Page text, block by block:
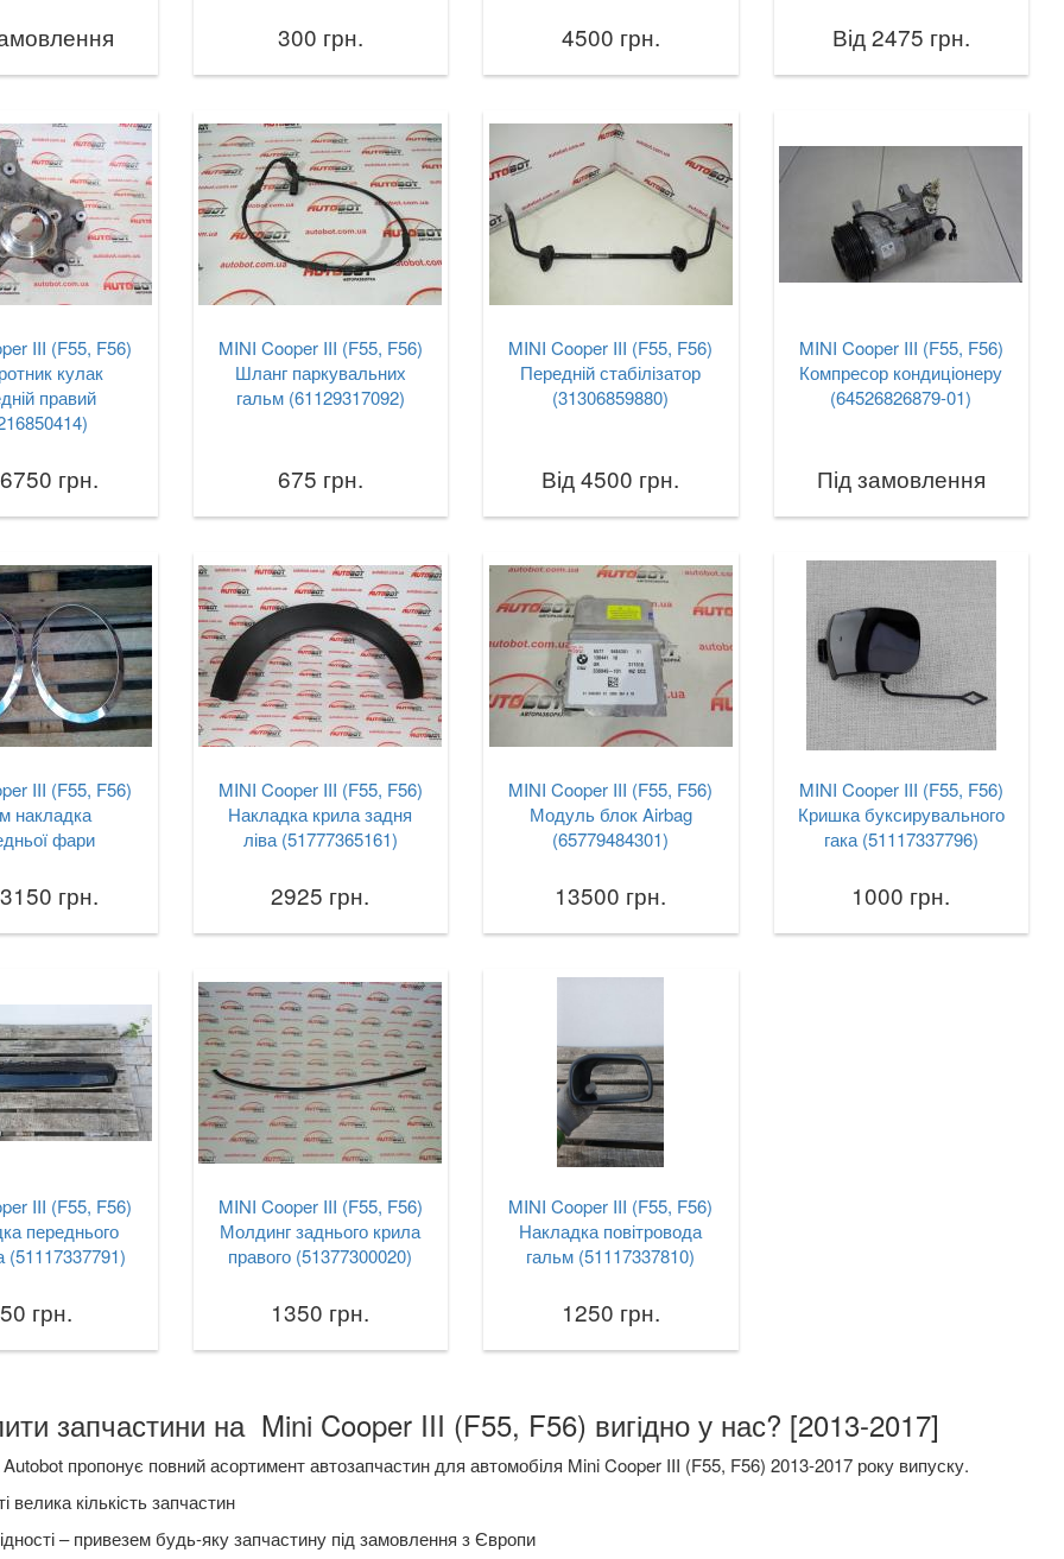
300 грн. 4500 грн. Від 2475 грн.
III (F55, F56)
кулак
правий
грн.
MINI Cooper III (F55, F56)
Шланг паркувальних
гальм (61129317092)
675 грн.
MINI Cooper III (F55, F56)
Передній стабілізатор
(31306859880)
Від 4500 грн.
MINI Cooper III (F55, F56)
Компресор кондиціонеру
(64526826879-01)
Під замовлення
III (F55, F56)
накладка
фари
грн.
MINI Cooper III (F55, F56)
Накладка крила задня
ліва (51777365161)
2925 грн.
MINI Cooper III (F55, F56)
Модуль блок Airbag
(65779484301)
13500 грн.
MINI Cooper III (F55, F56)
Кришка буксирувального
гака (51117337796)
1000 грн.
III (F55, F56)
переднього
(51117337791)
грн.
MINI Cooper III (F55, F56)
Молдинг заднього крила
правого (51377300020)
1350 грн.
MINI Cooper III (F55, F56)
Накладка повітровода
гальм (51117337810)
1250 грн.
запчастини на Mini Cooper III (F55, F56) вигідно у нас? [2013-2017]
пропонує повний асортимент автозапчастин для автомобіля Mini Cooper III (F55, F56) 2013-2017 року випуску.
велика кількість запчастин
– привезем будь-яку запчастину під замовлення з Європи